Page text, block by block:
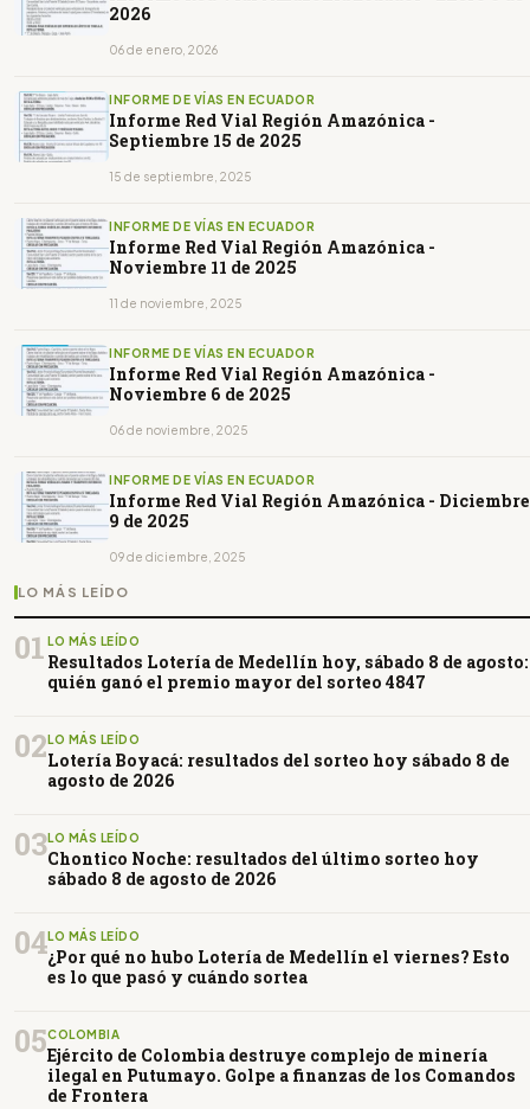
2026
06 de enero, 2026
INFORME DE VÍAS EN ECUADOR
Informe Red Vial Región Amazónica -
Septiembre 15 de 2025
15 de septiembre, 2025
INFORME DE VÍAS EN ECUADOR
Informe Red Vial Región Amazónica -
Noviembre 11 de 2025
11 de noviembre, 2025
INFORME DE VÍAS EN ECUADOR
Informe Red Vial Región Amazónica -
Noviembre 6 de 2025
06 de noviembre, 2025
INFORME DE VÍAS EN ECUADOR
Informe Red Vial Región Amazónica - Diciembre
9 de 2025
09 de diciembre, 2025
LO MÁS LEÍDO
01 LO MÁS LEÍDO
Resultados Lotería de Medellín hoy, sábado 8 de agosto:
quién ganó el premio mayor del sorteo 4847
02 LO MÁS LEÍDO
Lotería Boyacá: resultados del sorteo hoy sábado 8 de
agosto de 2026
03LO MÁS LEÍDO
Chontico Noche: resultados del último sorteo hoy
sábado 8 de agosto de 2026
04LO MÁS LEÍDO
¿Por qué no hubo Lotería de Medellín el viernes? Esto
es lo que pasó y cuándo sortea
05COLOMBIA
Ejército de Colombia destruye complejo de minería
ilegal en Putumayo. Golpe a finanzas de los Comandos
de Frontera